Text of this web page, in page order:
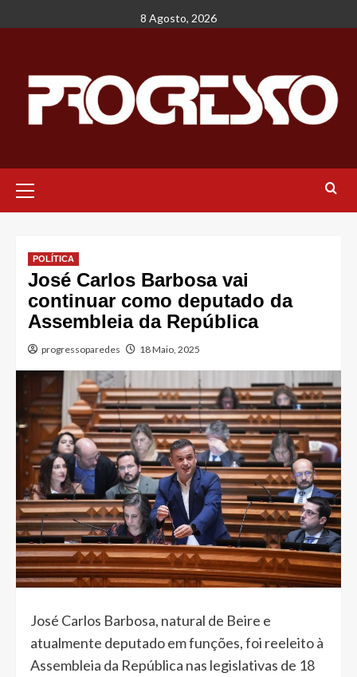
para
8 Agosto, 2026
principal
POLÍTICA
José Carlos Barbosa vai
continuar como deputado da
Assembleia da República
progressoparedes 18 Maio, 2025
José Carlos Barbosa, natural de Beire e
atualmente deputado em funções, foi reeleito à
Assembleia da República nas legislativas de 18